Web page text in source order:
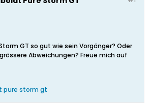
GT so gut wie sein Vorgänger? Oder
Abweichungen? Freue mich auf
pure storm gt